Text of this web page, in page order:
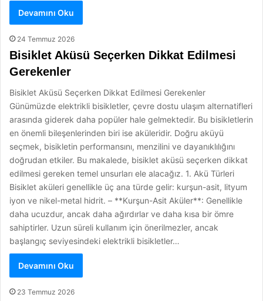
Devamını Oku
24 Temmuz 2026
Bisiklet Aküsü Seçerken Dikkat Edilmesi
Gerekenler
Bisiklet Aküsü Seçerken Dikkat Edilmesi Gerekenler
Günümüzde elektrikli bisikletler, çevre dostu ulaşım alternatifleri
arasında giderek daha popüler hale gelmektedir. Bu bisikletlerin
en önemli bileşenlerinden biri ise aküleridir. Doğru aküyü
seçmek, bisikletin performansını, menzilini ve dayanıklılığını
doğrudan etkiler. Bu makalede, bisiklet aküsü seçerken dikkat
edilmesi gereken temel unsurları ele alacağız. 1. Akü Türleri
Bisiklet aküleri genellikle üç ana türde gelir: kurşun-asit, lityum
iyon ve nikel-metal hidrit. – **Kurşun-Asit Aküler**: Genellikle
daha ucuzdur, ancak daha ağırdırlar ve daha kısa bir ömre
sahiptirler. Uzun süreli kullanım için önerilmezler, ancak
başlangıç seviyesindeki elektrikli bisikletler…
Devamını Oku
23 Temmuz 2026